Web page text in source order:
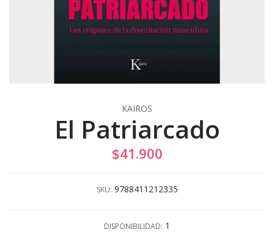
KAIROS
El Patriarcado
$41.900
SKU: 9788411212335
DISPONIBILIDAD: 1